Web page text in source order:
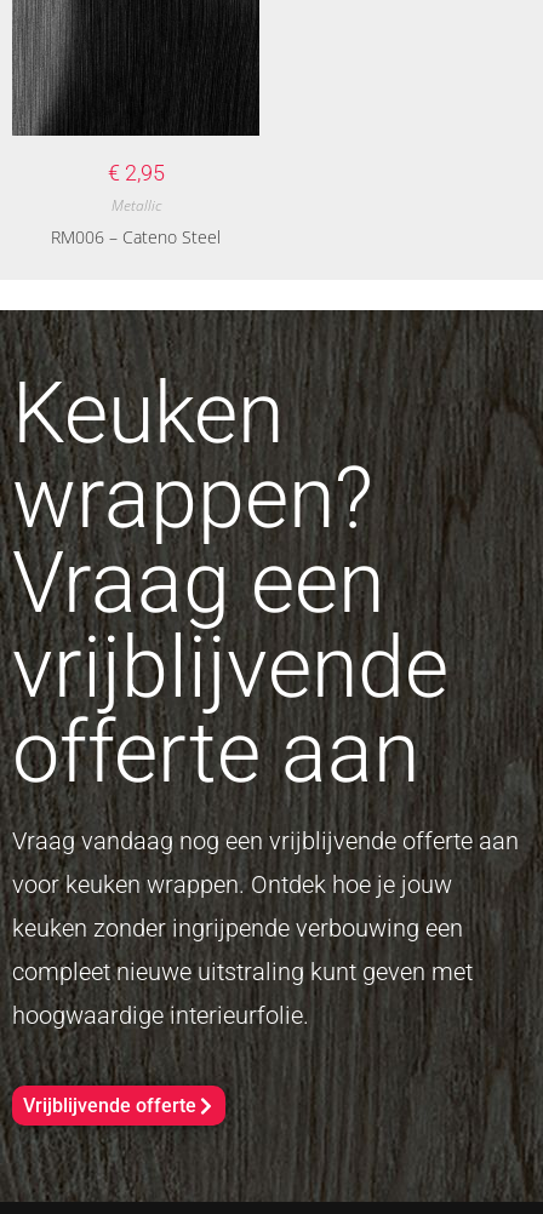
€ 2,95
Metallic
RM006 – Cateno Steel
Keuken
wrappen?
Vraag een
vrijblijvende
offerte aan
Vraag vandaag nog een vrijblijvende offerte aan
voor keuken wrappen. Ontdek hoe je jouw
keuken zonder ingrijpende verbouwing een
compleet nieuwe uitstraling kunt geven met
hoogwaardige interieurfolie.
Vrijblijvende offerte